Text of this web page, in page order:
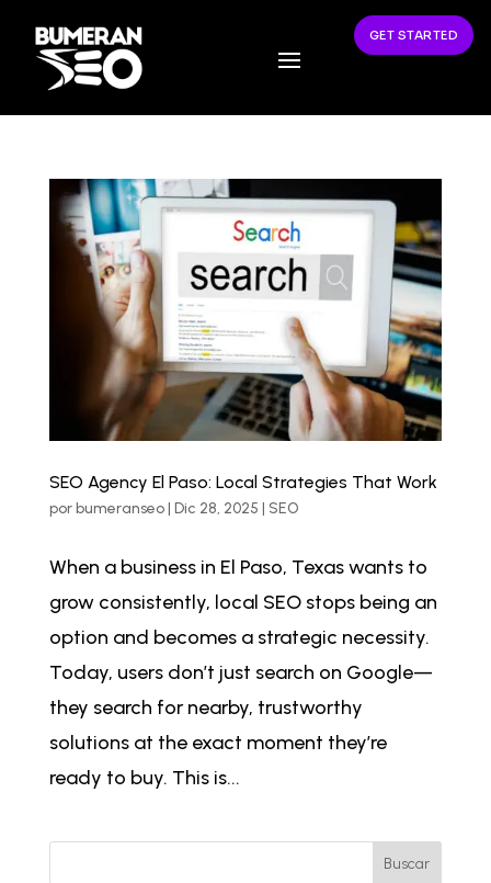
GET STARTED
SEO Agency El Paso: Local Strategies That Work
porbumeranseo| Dic 28, 2025 | SEO
When a business in El Paso, Texas wants to
grow consistently, local SEO stops being an
option and becomes a strategic necessity.
Today, users don’t just search on Google—
they search for nearby, trustworthy
solutions at the exact moment they’re
ready to buy. This is...
Buscar